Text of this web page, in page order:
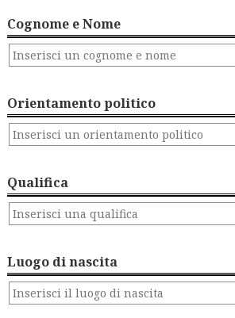
Cognome e Nome
Orientamento politico
Qualifica
Luogo di nascita